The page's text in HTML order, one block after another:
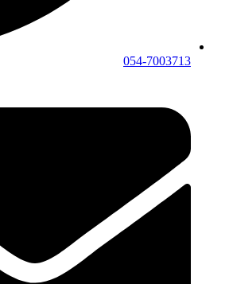
054-7003713